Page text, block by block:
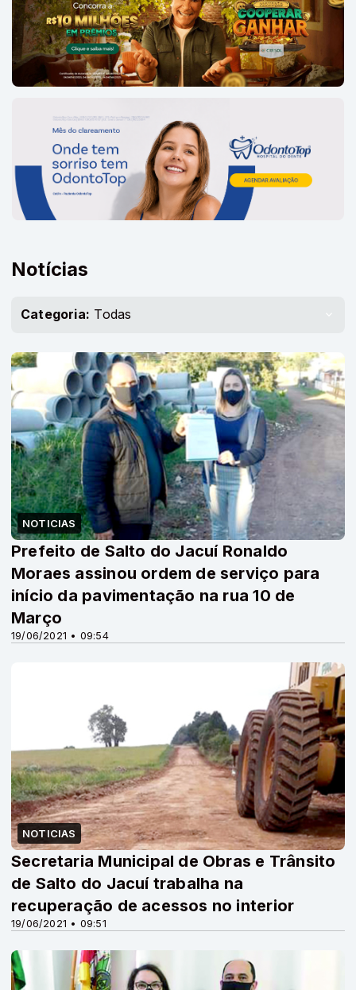
Notícias
Categoria: Todas
NOTICIAS
19/06/2021 • 09:54
Prefeito de Salto do Jacuí Ronaldo
Moraes assinou ordem de serviço para
início da pavimentação na rua 10 de
Março
NOTICIAS
19/06/2021 • 09:51
Secretaria Municipal de Obras e Trânsito
de Salto do Jacuí trabalha na
recuperação de acessos no interior